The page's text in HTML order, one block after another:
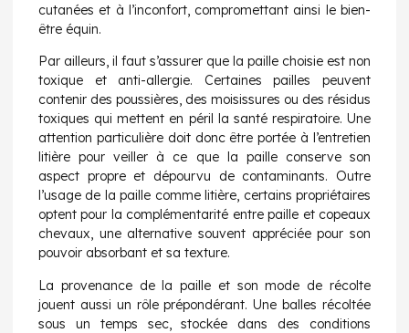
cutanées et à l’inconfort, compromettant ainsi le bien-
être équin.
Par ailleurs, il faut s’assurer que la paille choisie est non
toxique et anti-allergie. Certaines pailles peuvent
contenir des poussières, des moisissures ou des résidus
toxiques qui mettent en péril la santé respiratoire. Une
attention particulière doit donc être portée à l’entretien
litière pour veiller à ce que la paille conserve son
aspect propre et dépourvu de contaminants. Outre
l’usage de la paille comme litière, certains propriétaires
optent pour la complémentarité entre paille et copeaux
chevaux, une alternative souvent appréciée pour son
pouvoir absorbant et sa texture.
La provenance de la paille et son mode de récolte
jouent aussi un rôle prépondérant. Une balles récoltée
sous un temps sec, stockée dans des conditions